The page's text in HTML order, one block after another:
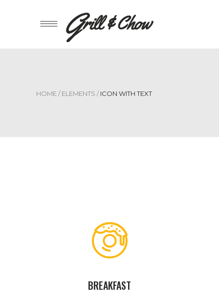
HOME/ ELEMENTS / ICON WITH TEXT
BREAKFAST